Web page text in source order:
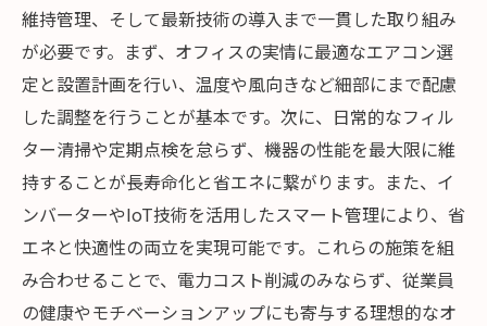
維持管理、そして最新技術の導入まで一貫した取り組み
が必要です。まず、オフィスの実情に最適なエアコン選
定と設置計画を行い、温度や風向きなど細部にまで配慮
した調整を行うことが基本です。次に、日常的なフィル
ター清掃や定期点検を怠らず、機器の性能を最大限に維
持することが長寿命化と省エネに繋がります。また、イ
ンバーターやIoT技術を活用したスマート管理により、省
エネと快適性の両立を実現可能です。これらの施策を組
み合わせることで、電力コスト削減のみならず、従業員
の健康やモチベーションアップにも寄与する理想的なオ